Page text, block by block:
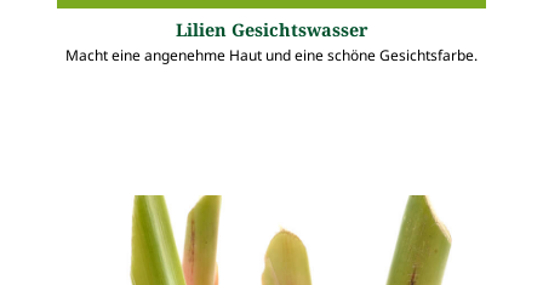
Lilien Gesichtswasser
Macht eine angenehme Haut und eine schöne Gesichtsfarbe.